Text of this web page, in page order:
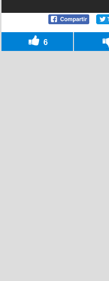
6